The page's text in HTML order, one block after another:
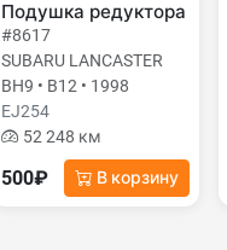
Подушка редуктора
#8617
SUBARU LANCASTER
BH9 • B12 • 1998
EJ254
52 248 км
500₽ В корзину